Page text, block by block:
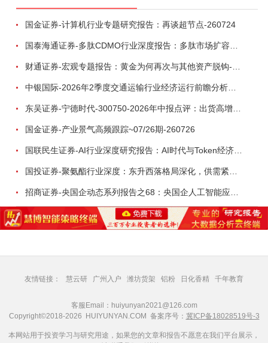
国金证券-计算机行业专题研究报告：再谈超节点-260724
中银国际-2026年2季度交通运输行业经济运行前瞻分析：地缘冲突致航运和航空景气度分化，交通基础设施板块总体呈现稳健特征-260724
东吴证券-宁德时代-300750-2026年中报点评：出货高增业绩稳健，回购彰显龙头信心-260726
国金证券-产业景气高频跟踪~07/26期-260726
国联民生证券-AI行业深度研究报告：AI时代与Token经济，从技术符号到数字石油-260801
友情链接： 慧云研 广州入户 潍坊货架 铝粉 日化香精 千年教育
客服Email：huiyunyan2021@126.com
Copyright©2018-2026 HUIYUNYAN.COM 备案序号： 冀ICP备18028519号-3
本网站用于投资学习与研究用途，如果您的文章和报告不愿意在我们平台展示，